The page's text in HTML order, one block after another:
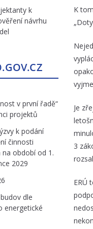
K
Je
3
ERÚ
k
návrhu
v první řadě“
projektů
k podání
činnosti
období od 1.
2029
dle
energetické